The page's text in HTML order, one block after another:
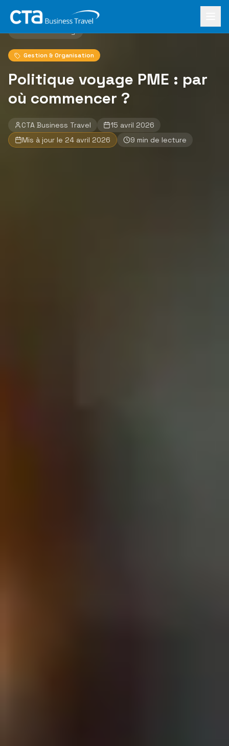
Accueil›Le Mag Politique voyage PME : par où commencer ?
Retour au blog
Gestion & Organisation
Politique voyage PME : par
où commencer ?
CTA Business Travel
15 avril 2026
Mis à jour le 24 avril 2026 9 min de lecture